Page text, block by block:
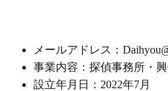
メールアドレス：
事業内容：探偵事務所・
設立年月日：2022年7月